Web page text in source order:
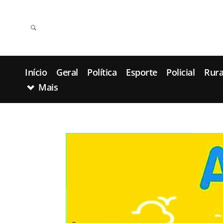
Início Geral Política Esporte Policial
Mais